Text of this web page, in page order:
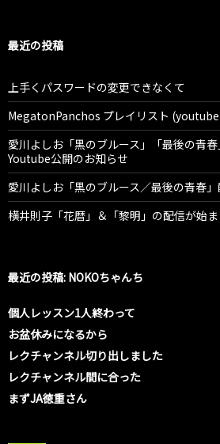
最近の投稿
上手くパスワードの変更できなくて
MegatonPanchos プレイリスト
愛川よしお「黒のブルース」「最後の青
Youtube公開のお知らせ
愛川よしお「黒のブルース／最後の青春
横井則子「花暦」＆「黎明」の配信が始
最近の投稿: NOKOちゃんち
個人レッスン1人終わって
お盆休みになるから
レクチャンネル切り出しました
レクチャンネル間に合った
まずJA徳重さん